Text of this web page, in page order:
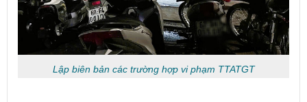
Lập biên bản các trường hợp vi phạm TTATGT